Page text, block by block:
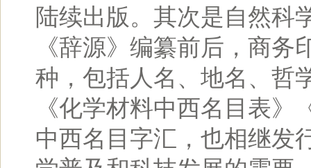
陆续出版。其次是自然科
《辞源》编纂前后，商
种，包括人名、地名、哲
《化学材料中西名目表
中西名目字汇，也相继发